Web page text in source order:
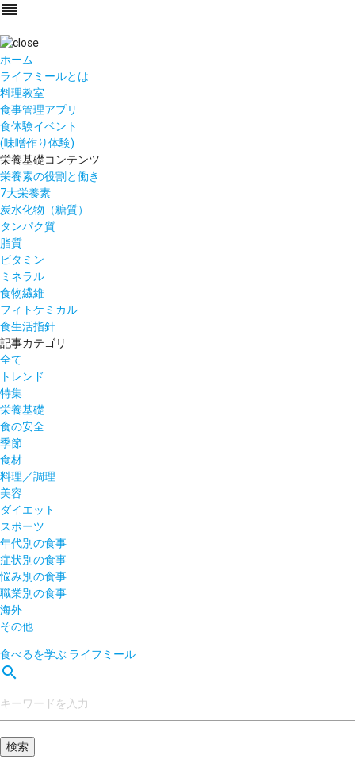
reorder
ホーム
ライフミールとは
料理教室
食事管理アプリ
食体験イベント
(味噌作り体験)
栄養基礎コンテンツ
栄養素の役割と働き
7大栄養素
炭水化物（糖質）
タンパク質
脂質
ビタミン
ミネラル
食物繊維
フィトケミカル
食生活指針
記事カテゴリ
全て
トレンド
特集
栄養基礎
食の安全
季節
食材
料理／調理
美容
ダイエット
スポーツ
年代別の食事
症状別の食事
悩み別の食事
職業別の食事
海外
その他
食べるを学ぶ ライフミール
search